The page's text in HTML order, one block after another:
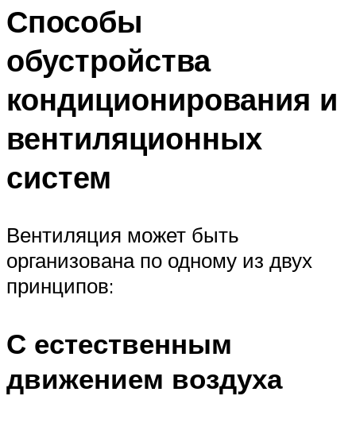
Способы
обустройства
кондиционирования и
вентиляционных
систем
Вентиляция может быть
организована по одному из двух
принципов:
С естественным
движением воздуха